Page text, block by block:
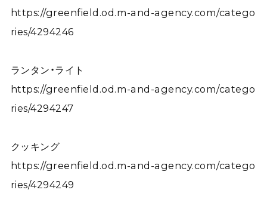
https://greenfield.od.m-and-agency.com/catego
ries/4294246
ランタン・ライト
https://greenfield.od.m-and-agency.com/catego
ries/4294247
クッキング
https://greenfield.od.m-and-agency.com/catego
ries/4294249